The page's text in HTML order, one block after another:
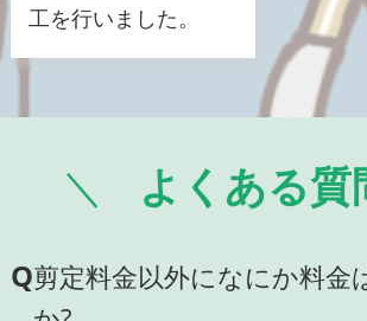
工を行いました。
よくある質
Q剪定料金以外になにか料金